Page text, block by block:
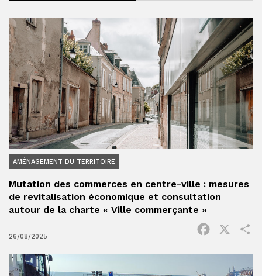
AMÉNAGEMENT DU TERRITOIRE
Mutation des commerces en centre-ville : mesures
de revitalisation économique et consultation
autour de la charte « Ville commerçante »
26/08/2025
Facebook